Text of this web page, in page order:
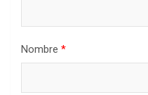
Nombre *